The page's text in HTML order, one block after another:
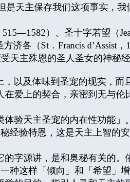
天主保存我们这项事实，
515—1582）、圣十字若望（
济各（St．Francis d’Assist
天主殊恩的圣人圣女的神秘
以及体味到圣宠的现实，而
爱上的契合，亲密到无与伦
验天主圣宠的内在性功能」
经验特恩，这是天主上智的
字源讲，是和奥秘有关的。
种这样「倾向」和「希望」增